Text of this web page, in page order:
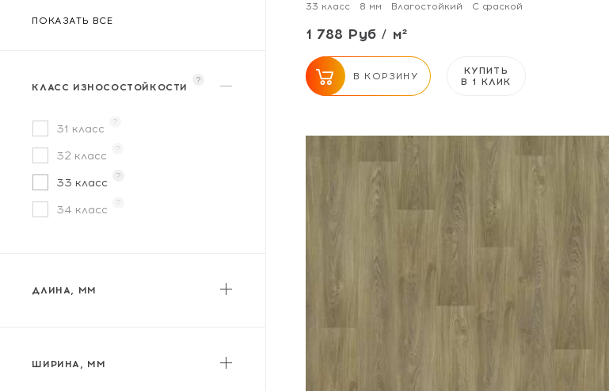
Flooreo
Icon Floor
Kastamonu
Kronopol
Kronospan / Ultrafloor
Laminext
MY STEP
ПОКАЗАТЬ ВСЕ
КЛАСС ИЗНОСОСТОЙКОСТИ
?
31 класс
?
32 класс
?
33 класс
?
34 класс
?
ДЛИНА, ММ
ШИРИНА, ММ
33 класс 8 мм Влагостойкий С фаской
1 788 Руб / м²
В КОРЗИНУ
КУПИТЬ
В 1 КЛИК